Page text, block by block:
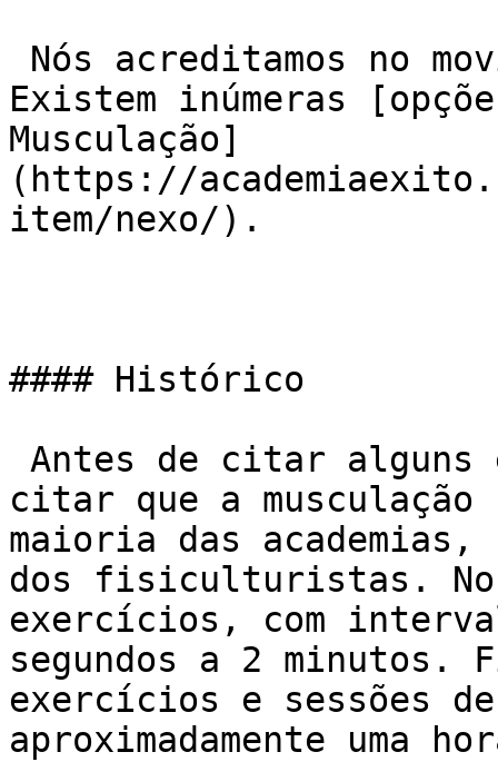
Existem inúmeras
Musculação]
(https://
item/nexo/).
#### Histórico
citar que a musculação
maioria das
dos fisiculturistas.
exercícios, com
segundos a 2 minutos.
exercícios e sessões
aproximadamente uma